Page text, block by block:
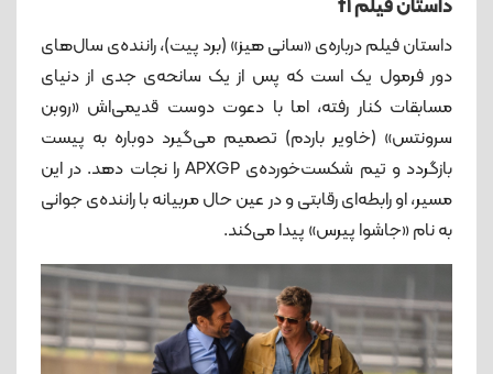
داستان فیلم f1
داستان فیلم درباره‌ی «سانی هیز» (برد پیت)، راننده‌ی سال‌های
دور فرمول یک است که پس از یک سانحه‌ی جدی از دنیای
مسابقات کنار رفته، اما با دعوت دوست قدیمی‌اش «روبن
سرونتس» (خاویر باردم) تصمیم می‌گیرد دوباره به پیست
بازگردد و تیم شکست‌خورده‌ی APXGP را نجات دهد. در این
مسیر، او رابطه‌ای رقابتی و در عین حال مربیانه با راننده‌ی جوانی
به نام «جاشوا پیرس» پیدا می‌کند.